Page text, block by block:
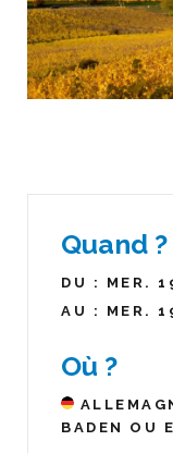
Quand ?
DU : MER.
AU : MER.
Où ?
BADEN OU